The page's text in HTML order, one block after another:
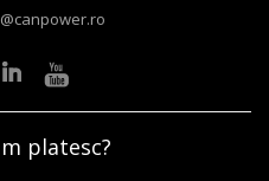
platesc?